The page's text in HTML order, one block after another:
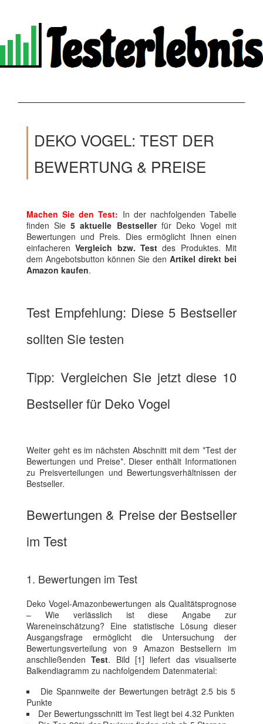
DEKO VOGEL: TEST DER
BEWERTUNG & PREISE
Machen Sie den Test: In der nachfolgenden Tabelle
finden Sie 5 aktuelle Bestsellerfür Deko Vogel mit
Bewertungen und Preis. Dies ermöglicht Ihnen einen
einfacherenVergleich bzw. Test des Produktes. Mit
dem Angebotsbutton können Sie den Artikel direkt bei
Amazon kaufen.
Test Empfehlung: Diese 5 Bestseller
sollten Sie testen
Tipp: Vergleichen Sie jetzt diese 10
Bestseller für Deko Vogel
Weiter geht es im nächsten Abschnitt mit dem *Test der
Bewertungen und Preise*. Dieser enthält Informationen
zu Preisverteilungen und Bewertungsverhältnissen der
Bestseller.
Bewertungen & Preise der Bestseller
im Test
1. Bewertungen im Test
Deko Vogel-Amazonbewertungen als Qualitätsprognose
– Wie verlässlich ist diese Angabe zur
Wareneinschätzung? Eine statistische Lösung dieser
Ausgangsfrage ermöglicht die Untersuchung der
Bewertungsverteilung von 9 Amazon Bestsellern im
anschließendenTest. Bild [1] liefert das visualiserte
Balkendiagramm zu nachfolgendem Datenmaterial:
Die Spannweite der Bewertungen beträgt 2.5 bis 5
Punkte
Der Bewertungsschnitt im Test liegt bei 4.32 Punkten